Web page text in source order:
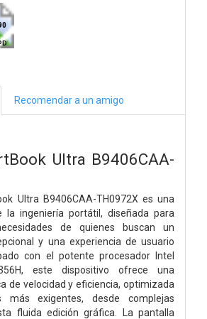
Recomendar a un amigo
Ultra B9406CAA-
Ultra B9406CAA-TH0972X es una
la ingeniería portátil, diseñada para
de quienes buscan un
y una experiencia de usuario
con el potente procesador Intel
este dispositivo ofrece una
de velocidad y eficiencia, optimizada
exigentes, desde complejas
fluida edición gráfica. La pantalla